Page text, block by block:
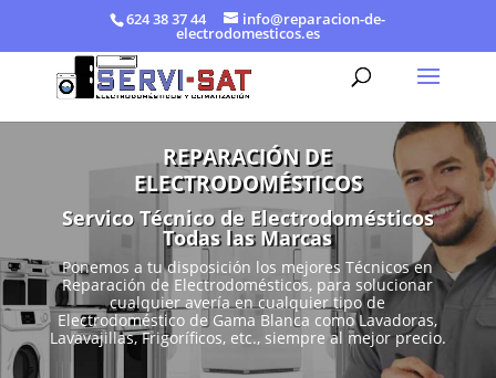
624 38 37 44 info@reparacion-de-
electrodomesticos.es
REPARACIÓN DE
ELECTRODOMÉSTICOS
Servico Técnico de Electrodomésticos
Todas las Marcas
Ponemos a tu disposición los mejores Técnicos en
Reparación de Electrodomésticos, para solucionar
cualquier avería en cualquier tipo de
Electrodoméstico de Gama Blanca como Lavadoras,
Lavavajillas, Frigoríficos, etc., siempre al mejor precio.